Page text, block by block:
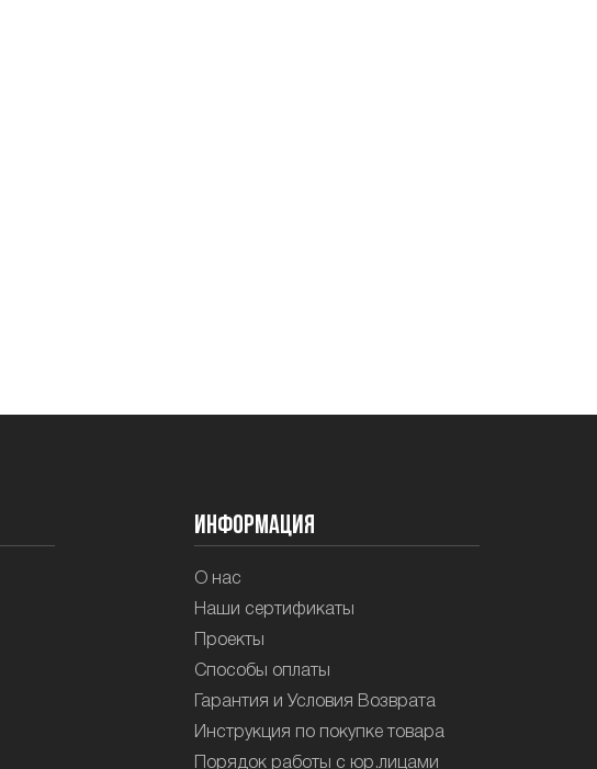
Информация
О нас
Наши сертификаты
Проекты
Способы оплаты
Гарантия и Условия Возврата
Инструкция по покупке товара
Порядок работы с юр.лицами